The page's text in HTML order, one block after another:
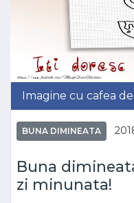
Imagine cu cafea
BUNA DIMINEATA
Buna
zi minunata!